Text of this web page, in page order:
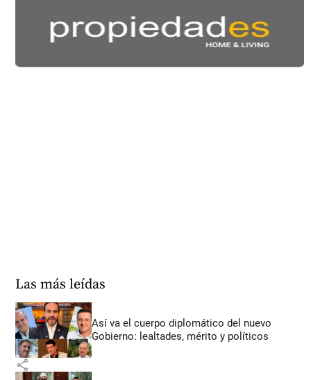
Las más leídas
Así va el cuerpo diplomático del nuevo
Gobierno: lealtades, mérito y políticos
share